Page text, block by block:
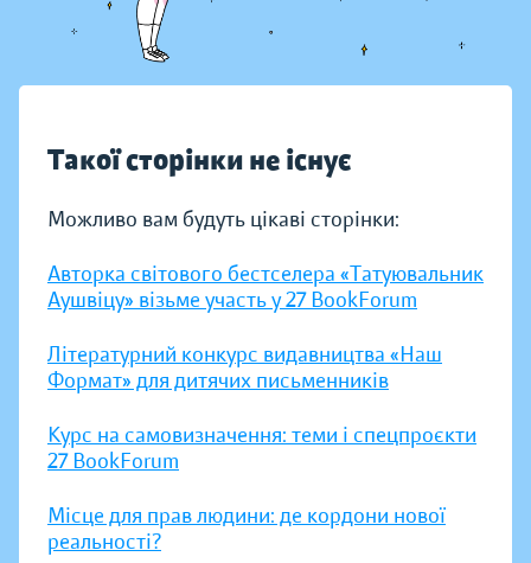
Такої сторінки не існує
Можливо вам будуть цікаві сторінки:
Авторка світового бестселера «Татуювальник
Аушвіцу» візьме участь у 27 BookForum
Літературний конкурс видавництва «Наш
Формат» для дитячих письменників
Курс на самовизначення: теми і спецпроєкти
27 BookForum
Місце для прав людини: де кордони нової
реальності?